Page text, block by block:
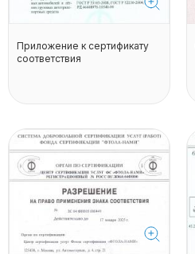
Приложение к сертификату
соответствия